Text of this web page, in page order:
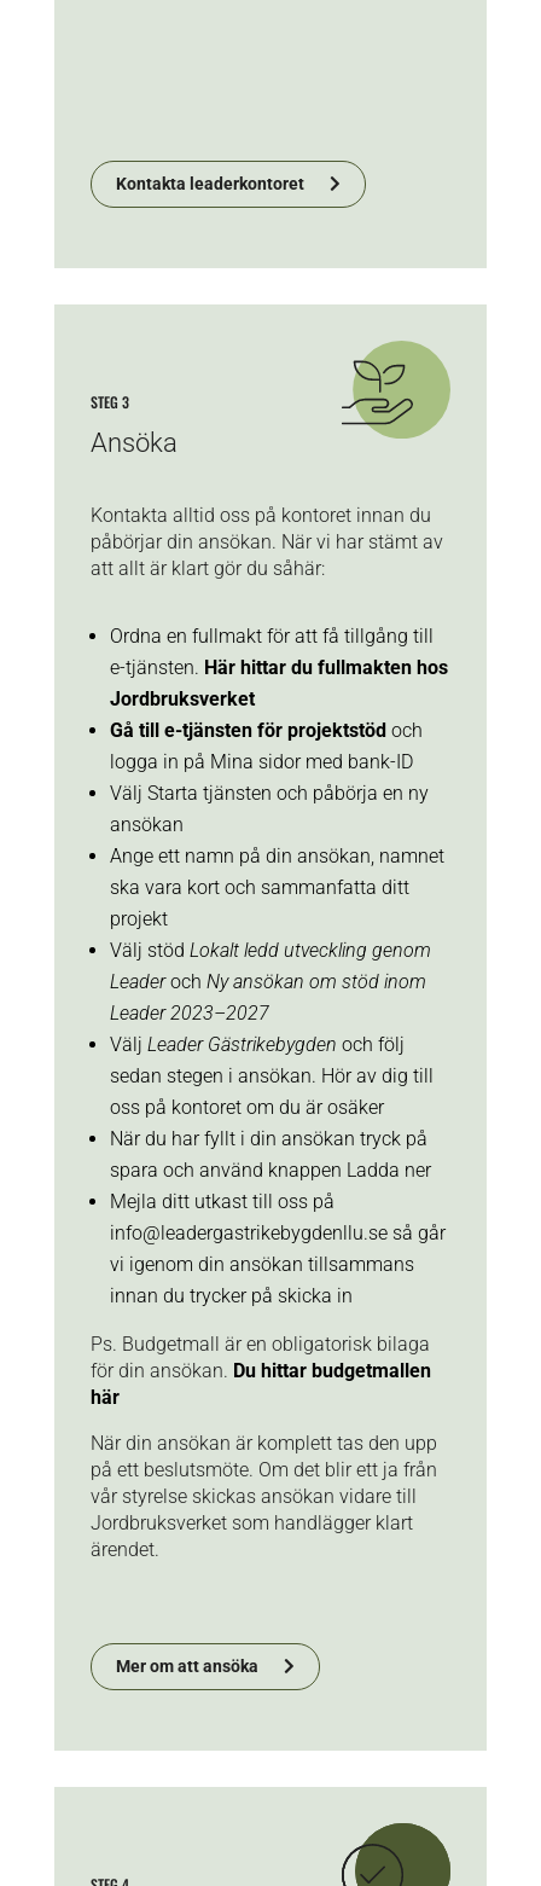
Kontakta leaderkontoret
STEG 3
Ansöka
Kontakta alltid oss på kontoret innan du
påbörjar din ansökan. När vi har stämt av
att allt är klart gör du såhär:
Ordna en fullmakt för att få tillgång till
e-tjänsten. Här hittar du fullmakten hos
Jordbruksverket
Gå till e-tjänsten för projektstödoch
logga in på Mina sidor med bank-ID
Välj Starta tjänsten och påbörja en ny
ansökan
Ange ett namn på din ansökan, namnet
ska vara kort och sammanfatta ditt
projekt
Välj stöd Lokalt ledd utveckling genom
Leaderoch Ny ansökan om stöd inom
Leader 2023–2027
Välj Leader Gästrikebygden och följ
sedan stegen i ansökan. Hör av dig till
oss på kontoret om du är osäker
När du har fyllt i din ansökan tryck på
spara och använd knappen Ladda ner
Mejla ditt utkast till oss på
info@leadergastrikebygdenllu.seså går
vi igenom din ansökan tillsammans
innan du trycker på skicka in
Ps. Budgetmall är en obligatorisk bilaga
för din ansökan. Du hittar budgetmallen
här
När din ansökan är komplett tas den upp
på ett beslutsmöte. Om det blir ett ja från
vår styrelse skickas ansökan vidare till
Jordbruksverket som handlägger klart
ärendet.
Mer om att ansöka